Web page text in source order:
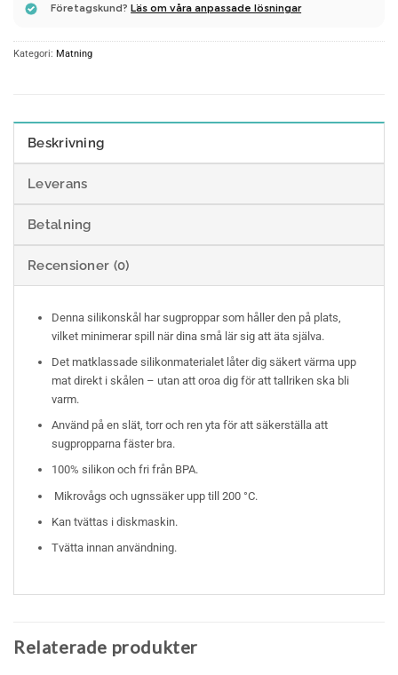
Företagskund?Läs om våra anpassade lösningar
Kategori: Matning
Beskrivning
Leverans
Betalning
Recensioner (0)
Denna silikonskål har sugproppar som håller den på plats,
vilket minimerar spill när dina små lär sig att äta själva.
Det matklassade silikonmaterialet låter dig säkert värma upp
mat direkt i skålen – utan att oroa dig för att tallriken ska bli
varm.
Använd på en slät, torr och ren yta för att säkerställa att
sugpropparna fäster bra.
100% silikon och fri från BPA.
Mikrovågs och ugnssäker upp till 200 °C.
Kan tvättas i diskmaskin.
Tvätta innan användning.
Relaterade produkter